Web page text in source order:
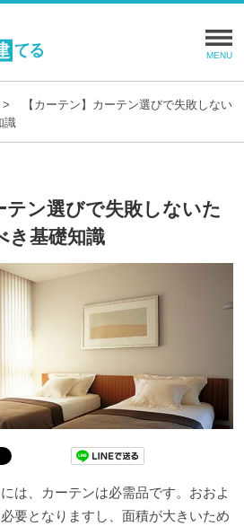
【カーテン】カーテン選びで失敗しない
識
テン選びで失敗しないた
き基礎知識
は、カーテンは必需品です。おおよ
要となりますし、面積が大きいため